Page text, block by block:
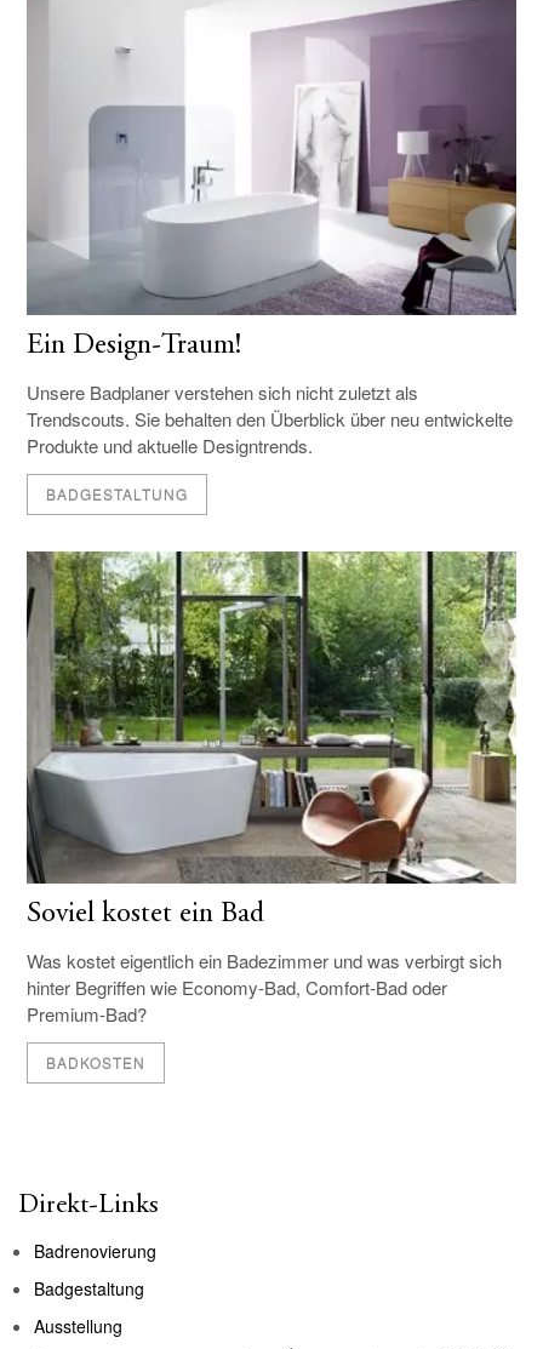
Ein Design-Traum!
Unsere Badplaner verstehen sich nicht zuletzt als
Trendscouts. Sie behalten den Überblick über neu entwickelte
Produkte und aktuelle Designtrends.
BADGESTALTUNG
Soviel kostet ein Bad
Was kostet eigentlich ein Badezimmer und was verbirgt sich
hinter Begriffen wie Economy-Bad, Comfort-Bad oder
Premium-Bad?
BADKOSTEN
Direkt-Links
Badrenovierung
Badgestaltung
Ausstellung